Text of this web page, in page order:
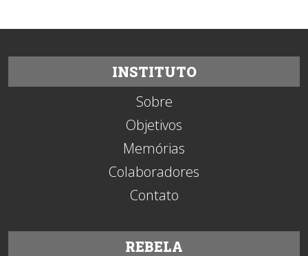
INSTITUTO
Sobre
Objetivos
Memórias
Colaboradores
Contato
REBELA